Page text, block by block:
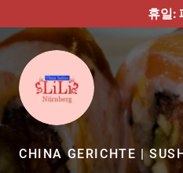
휴일:
CHINA GERICHTE |